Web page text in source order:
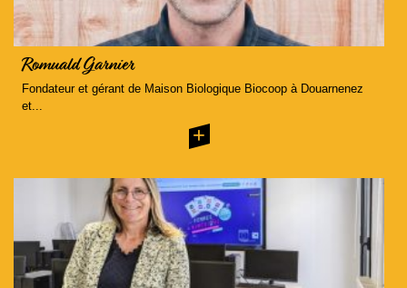
Romuald Garnier
Fondateur et gérant de Maison Biologique Biocoop à Douarnenez
et...
+